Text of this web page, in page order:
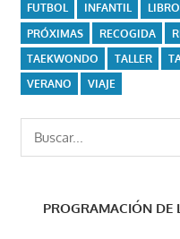
FUTBOL
INFANTIL LIBRO
PRÓXIMAS
RECOGIDA
TAEKWONDO
TALLER
VERANO
VIAJE
Buscar:
PROGRAMACIÓN DE